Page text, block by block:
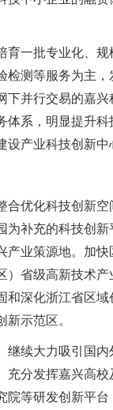
一批专业化、规
检测等服务为主
下并行交易的嘉
体系，明显提升
产业科技创新中
优化科技创新空
为补充的科技创
产业策源地。加
）省级高新技术
和深化浙江省区
示范区。
续大力吸引国内
充分发挥嘉兴高
院等研发创新平